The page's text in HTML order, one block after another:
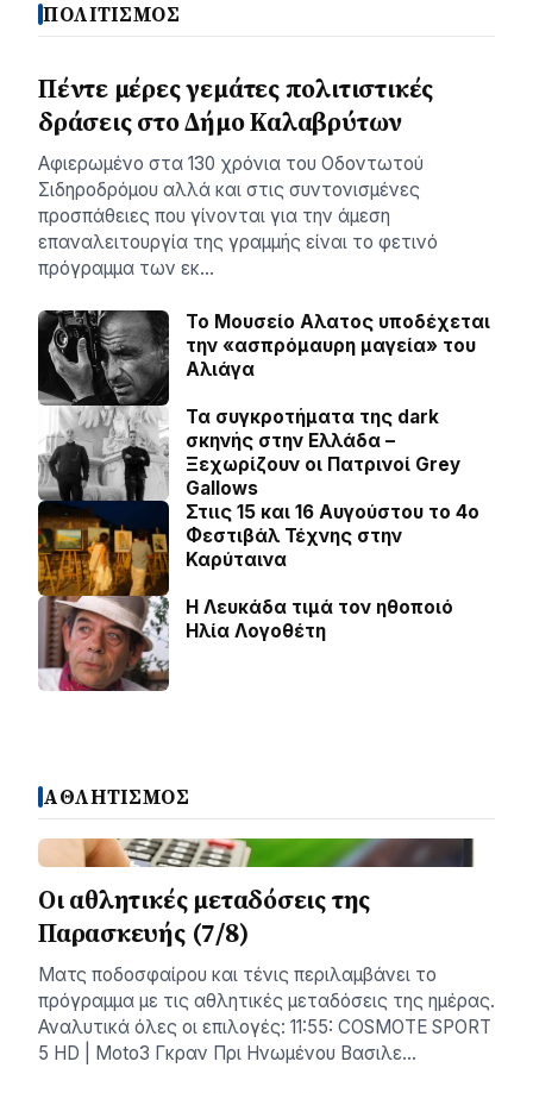
ΠΟΛΙΤΙΣΜΟΣ
Πέντε μέρες γεμάτες πολιτιστικές
δράσεις στο Δήμο Καλαβρύτων
Αφιερωμένο στα 130 χρόνια του Οδοντωτού
Σιδηροδρόμου αλλά και στις συντονισμένες
προσπάθειες που γίνονται για την άμεση
επαναλειτουργία της γραμμής είναι το φετινό
πρόγραμμα των εκ…
Το Μουσείο Αλατος υποδέχεται
την «ασπρόμαυρη μαγεία» του
Αλιάγα
Τα συγκροτήματα της dark
σκηνής στην Ελλάδα –
Ξεχωρίζουν οι Πατρινοί Grey
Gallows
Στιις 15 και 16 Αυγούστου το 4ο
Φεστιβάλ Τέχνης στην
Καρύταινα
Η Λευκάδα τιμά τον ηθοποιό
Ηλία Λογοθέτη
ΑΘΛΗΤΙΣΜΟΣ
Οι αθλητικές μεταδόσεις της
Παρασκευής (7/8)
Ματς ποδοσφαίρου και τένις περιλαμβάνει το
πρόγραμμα με τις αθλητικές μεταδόσεις της ημέρας.
Αναλυτικά όλες οι επιλογές: 11:55: COSMOTE SPORT
5 HD | Moto3 Γκραν Πρι Ηνωμένου Βασιλε…